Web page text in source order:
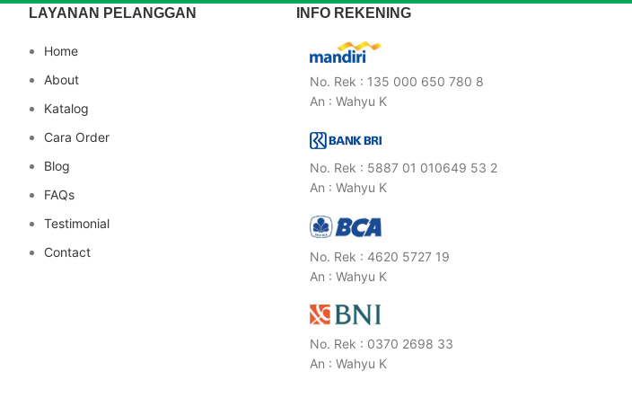
LAYANAN PELANGGAN
Home
About
Katalog
Cara Order
Blog
FAQs
Testimonial
Contact
INFO REKENING
No. Rek : 135 000 650 780 8
An : Wahyu K
No. Rek : 5887 01 010649 53 2
An : Wahyu K
No. Rek : 4620 5727 19
An : Wahyu K
No. Rek : 0370 2698 33
An : Wahyu K